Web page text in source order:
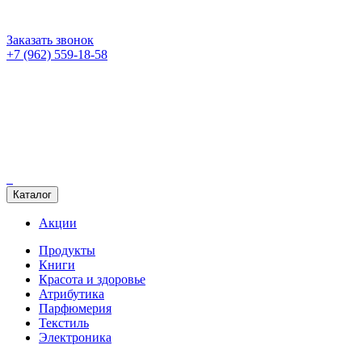
Заказать звонок
+7 (962) 559-18-58
Каталог
Акции
Продукты
Книги
Красота и здоровье
Атрибутика
Парфюмерия
Текстиль
Электроника